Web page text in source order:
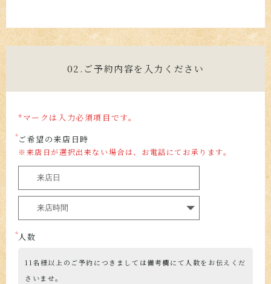
02.ご予約内容を入力ください
*マークは入力必須項目です。
ご希望の来店日時
※来店日が選択出来ない場合は、お電話にてお承ります。
人数
11名様以上のご予約につきましては備考欄にて人数をお伝えくだ
さいませ。